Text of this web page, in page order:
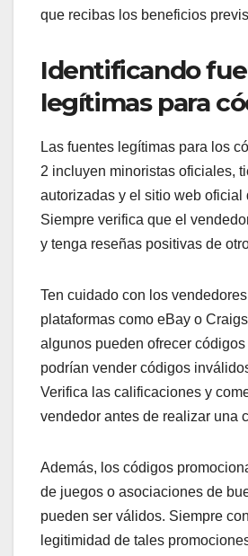
que recibas los beneficios
Identificando
legítimas para
Las fuentes legítimas para los
2 incluyen minoristas oficiales,
autorizadas y el sitio web oficial
Siempre verifica que el
y tenga reseñas positivas de
Ten cuidado con los
plataformas como eBay o
algunos pueden ofrecer
podrían vender códigos
Verifica las calificaciones y
vendedor antes de realizar una
Además, los códigos
de juegos o asociaciones de
pueden ser válidos. Siempre
legitimidad de tales